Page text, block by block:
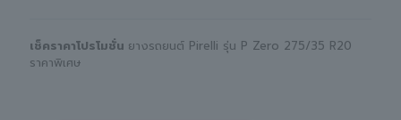
เช็คราคาโปรโมชั่น ยางรถยนต์ Pirelli รุ่น P Zero 275/35 R20
ราคาพิเศษ